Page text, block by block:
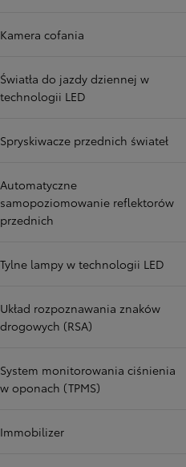
Kamera cofania
Światła do jazdy dziennej w
technologii LED
Spryskiwacze przednich świateł
Automatyczne
samopoziomowanie reflektorów
przednich
Tylne lampy w technologii LED
Układ rozpoznawania znaków
drogowych (RSA)
System monitorowania ciśnienia
w oponach (TPMS)
Immobilizer